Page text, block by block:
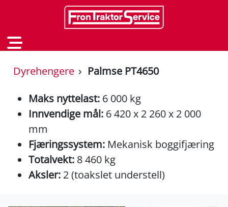
Dyrehengere
Palmse PT4650
Maks nyttelast: 6 000 kg
Innvendige mål: 6 420 x 2 260 x 2 000
mm
Fjæringssystem: Mekanisk boggifjæring
Totalvekt: 8 460 kg
Aksler: 2 (toakslet understell)